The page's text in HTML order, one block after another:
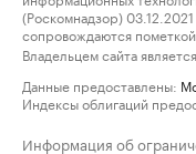
(Роскомнадзор)
сопровождаются пометкой
Владельцем сайта
Данные предоставлены:
Индексы облигаций
Информация об